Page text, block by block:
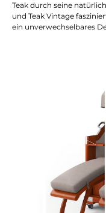
Teak durch seine
und Teak Vintage
ein unverwechselbares